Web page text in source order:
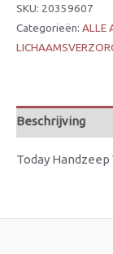
SKU: 20359607
Categorieën: ALLE
Beschrijving
Today Handzeep